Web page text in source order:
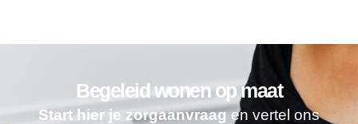
Begeleid wonen op maat
Start hier je zorgaanvraagen vertel ons